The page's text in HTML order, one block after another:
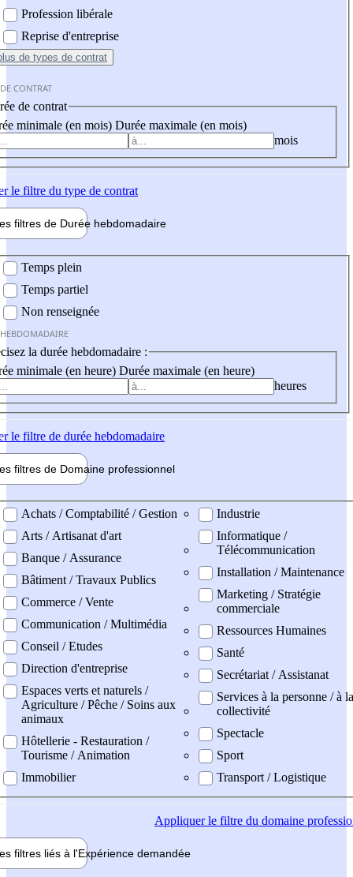
Profession libérale
Reprise d'entreprise
de types de contrat
CONTRAT
de contrat
minimale (en mois) Durée maximale (en mois)
mois
le filtre du type de contrat
filtres de Durée hebdomadaire
Temps plein
Temps partiel
Non renseignée
la durée hebdomadaire :
minimale (en heure) Durée maximale (en heure)
heures
le filtre de durée hebdomadaire
filtres de Domaine professionnel
professionel
Achats / Comptabilité / Gestion
Arts / Artisanat d'art
Banque / Assurance
Bâtiment / Travaux Publics
Commerce / Vente
Communication / Multimédia
Conseil / Etudes
Direction d'entreprise
Espaces verts et naturels /
Agriculture / Pêche / Soins aux
animaux
Hôtellerie - Restauration /
Tourisme / Animation
Immobilier
Industrie
Informatique /
Télécommunication
Installation / Maintenance
Marketing / Stratégie
commerciale
Ressources Humaines
Santé
Secrétariat / Assistanat
Services à la personne / à la
collectivité
Spectacle
Sport
Transport / Logistique
Appliquerle filtre du domaine
filtres liés à l'Expérience demandée